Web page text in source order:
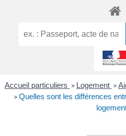
Accueil particuliers > Logement >
> Quelles sont les différences